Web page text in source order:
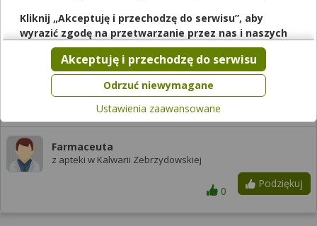
Podziękuj
0
Farmaceuta
z apteki w Kalwarii Zebrzydowskiej
Podziękuj
0
Kliknij „Akceptuję i przechodzę do serwisu”, aby
wyrazić zgodę na przetwarzanie przez nas i naszych
partnerów Twoich danych w powyższych celach.
Pamiętaj, że wyrażenie zgody jest dobrowolne, a wyrażoną
zgodę możesz w każdej chwili cofnąć, możesz też wycofać
zgodę na przetwarzanie Twoich danych tylko w niektórych
celach. Jeżeli chcesz dowiedzieć się więcej lub chcesz
przeprowadzić konfigurację szczegółową, to możesz tego
dokonać za pomocą „Ustawień zaawansowanych”.
Więcej informacji na temat wykorzystywania narzędzi
Regulaminie
Odrzuć niewymagane
Akceptuję i przechodzę do serwisu
Ustawienia zaawansowane